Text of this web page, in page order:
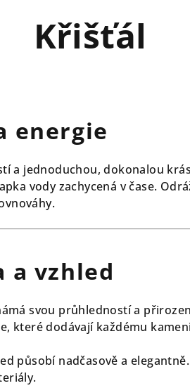
Křišťál
energie
a jednoduchou, dokonalou
vody zachycená v čase.
vzhled
svou průhledností a
které dodávají každému
působí nadčasově a